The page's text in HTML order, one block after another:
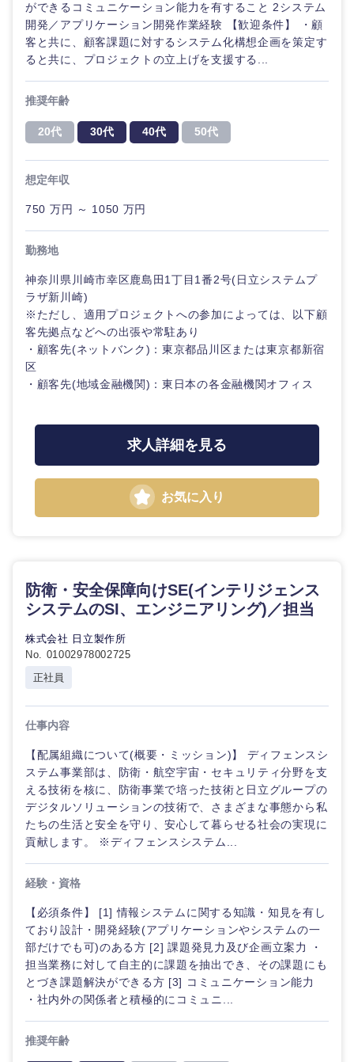
中国・四国地方
鳥取県 島根県
徳島県
愛媛県
ができるコミュニケーション能力を有すること 2システム
開発／アプリケーション開発作業経験 【歓迎条件】 ・顧
客と共に、顧客課題に対するシステム化構想企画を策定す
ると共に、プロジェクトの立上げを支援する...
推奨年齢
20代 30代 40代 50代
想定年収
750 万円 ～ 1050 万円
勤務地
神奈川県川崎市幸区鹿島田1丁目1番2号(日立システムプ
ラザ新川崎)
※ただし、適用プロジェクトへの参加によっては、以下顧
客先拠点などへの出張や常駐あり
・顧客先(ネットバンク)：東京都品川区または東京都新宿
区
・顧客先(地域金融機関)：東日本の各金融機関オフィス
求人詳細を見る
お気に入り
防衛・安全保障向けSE(インテリジェンス
システムのSI、エンジニアリング)／担当
株式会社 日立製作所
No. 01002978002725
正社員
仕事内容
【配属組織について(概要・ミッション)】 ディフェンスシ
ステム事業部は、防衛・航空宇宙・セキュリティ分野を支
える技術を核に、防衛事業で培った技術と日立グループの
デジタルソリューションの技術で、さまざまな事態から私
たちの生活と安全を守り、安心して暮らせる社会の実現に
貢献します。 ※ディフェンスシステム...
経験・資格
【必須条件】 [1] 情報システムに関する知識・知見を有し
ており設計・開発経験(アプリケーションやシステムの一
部だけでも可)のある方 [2] 課題発見力及び企画立案力 ・
担当業務に対して自主的に課題を抽出でき、その課題にも
とづき課題解決ができる方 [3] コミュニケーション能力
・社内外の関係者と積極的にコミュニ...
推奨年齢